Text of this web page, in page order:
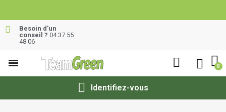
Besoin d’un
conseil ? 04 37 55
48 06
Identifiez-vous